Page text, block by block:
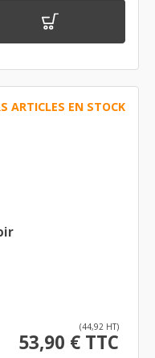
ARTICLES EN STOCK
(44,92 HT)
53,90 € TTC